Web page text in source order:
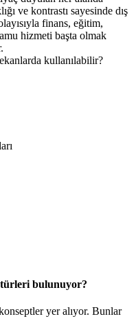
ve kontrastı sayesinde dış
finans, eğitim,
hizmeti başta olmak
kullanılabilir?
bulunuyor?
yer alıyor. Bunlar